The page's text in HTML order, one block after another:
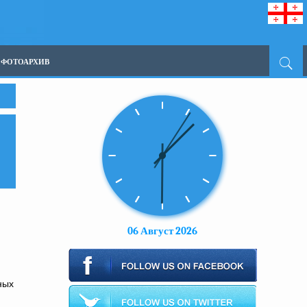
ФОТОАРХИВ
06 Август 2026